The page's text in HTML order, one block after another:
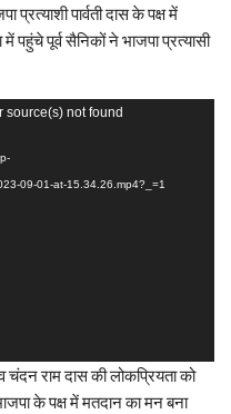
पार्वती दास के पक्ष में
पूर्व सैनिकों ने भाजपा प्रत्यासी
source(s) not found
09-01-at-15.34.26.mp4?_=1
चंदन राम दास की लोकप्रियता को
के पक्ष में मतदान का मन बना